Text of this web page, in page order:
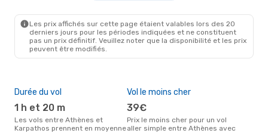
Les prix affichés sur cette page étaient valables lors des 20
derniers jours pour les périodes indiquées et ne constituent
pas un prix définitif. Veuillez noter que la disponibilité et les prix
peuvent être modifiés.
Durée du vol
1 h et 20 m
Les vols entre Athènes et
Karpathos prennent en moyenne
Vol le moins cher
39€
Prix le moins cher pour un vol
aller simple entre Athènes avec